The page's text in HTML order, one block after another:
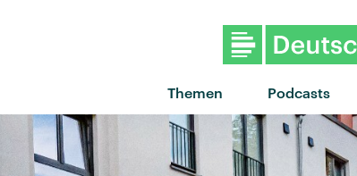
Themen Podcasts